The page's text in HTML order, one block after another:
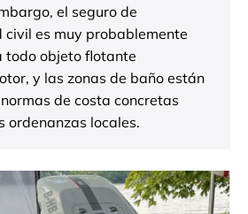
el seguro de
civil es muy probablemente
objeto flotante
y las zonas de baño están
de costa concretas
ordenanzas locales.